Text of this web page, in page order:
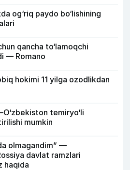
og‘riq paydo bo‘lishining
qancha to‘lamoqchi
— Romano
hokimi 11 yilga ozodlikdan
temiryo‘li
mumkin
olmagandim” —
davlat ramzlari
haqida